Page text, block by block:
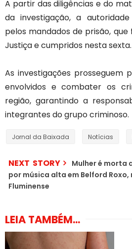
A partir das diligências e do
da investigação, a
pelos mandados de prisão,
Justiça e cumpridos nesta sexta.
As investigações prosseguem
envolvidos e combater os
região, garantindo a
integrantes do grupo criminoso.
Jornal da Baixada Notícias
NEXT STORY
Mulher é morta
por música alta em Belford Roxo,
Fluminense
LEIA TAMBÉM...